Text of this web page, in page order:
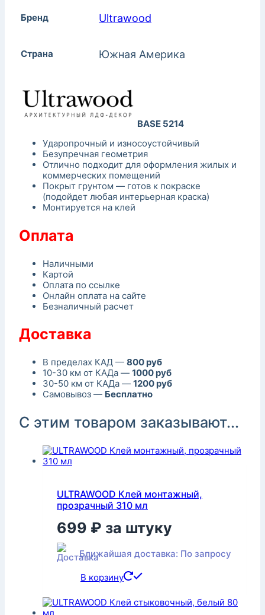
Бренд Ultrawood
Страна Южная Америка
BASE 5214
Ударопрочный и износоустойчивый
Безупречная геометрия
Отлично подходит для оформления жилых и
коммерческих помещений
Покрыт грунтом — готов к покраске
(подойдет любая интерьерная краска)
Монтируется на клей
Оплата
Наличными
Картой
Оплата по ссылке
Онлайн оплата на сайте
Безналичный расчет
Доставка
В пределах КАД — 800 руб
10-30 км от КАДа — 1000 руб
30-50 км от КАДа — 1200 руб
Самовывоз — Бесплатно
С этим товаром заказывают...
ULTRAWOOD Клей монтажный,
прозрачный 310 мл
699 ₽ за штуку
Ближайшая доставка: По запросу
В корзину